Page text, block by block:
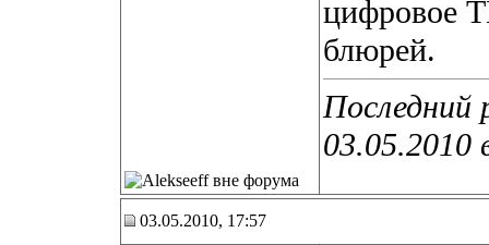
цифровое
блюрей.
Последний
03.05.2010
03.05.2010, 17:57